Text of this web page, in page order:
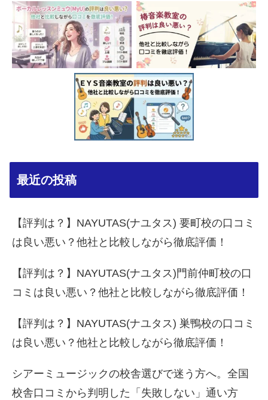
最近の投稿
【評判は？】NAYUTAS(ナユタス) 要町校の口コミ
は良い悪い？他社と比較しながら徹底評価！
【評判は？】NAYUTAS(ナユタス)門前仲町校の口
コミは良い悪い？他社と比較しながら徹底評価！
【評判は？】NAYUTAS(ナユタス) 巣鴨校の口コミ
は良い悪い？他社と比較しながら徹底評価！
シアーミュージックの校舎選びで迷う方へ。全国
校舎口コミから判明した「失敗しない」通い方